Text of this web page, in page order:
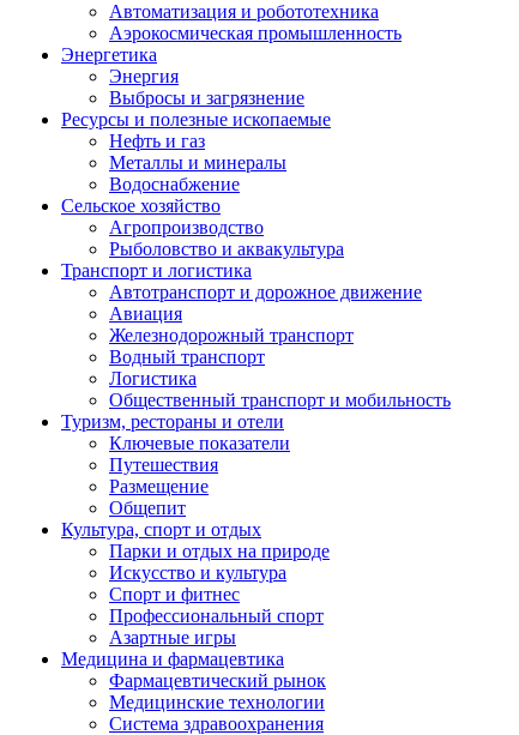
Автоматизация и робототехника
Аэрокосмическая промышленность
Энергетика
Энергия
Выбросы и загрязнение
Ресурсы и полезные ископаемые
Нефть и газ
Металлы и минералы
Водоснабжение
Сельское хозяйство
Агропроизводство
Рыболовство и аквакультура
Транспорт и логистика
Автотранспорт и дорожное движение
Авиация
Железнодорожный транспорт
Водный транспорт
Логистика
Общественный транспорт и мобильность
Туризм, рестораны и отели
Ключевые показатели
Путешествия
Размещение
Общепит
Культура, спорт и отдых
Парки и отдых на природе
Искусство и культура
Спорт и фитнес
Профессиональный спорт
Азартные игры
Медицина и фармацевтика
Фармацевтический рынок
Медицинские технологии
Система здравоохранения